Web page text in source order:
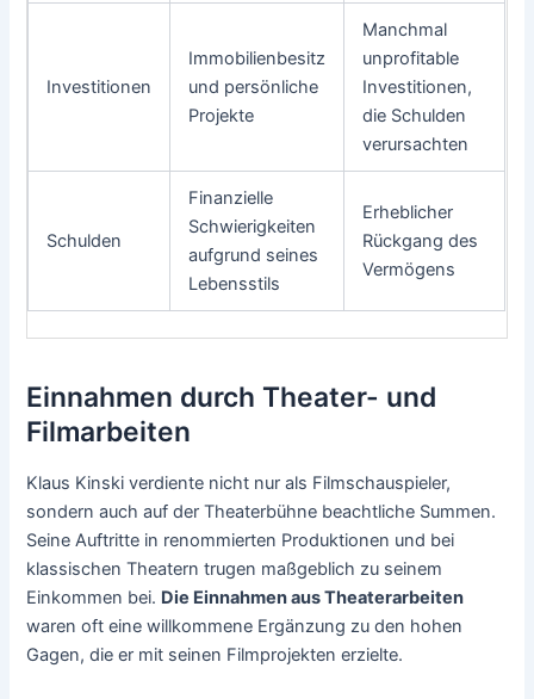
Investitionen
Immobilienbesitz
und persönliche
Projekte
Manchmal
unprofitable
Investitionen,
die Schulden
verursachten
Schulden
Finanzielle
Schwierigkeiten
aufgrund seines
Lebensstils
Erheblicher
Rückgang des
Vermögens
Einnahmen durch Theater- und
Filmarbeiten
Klaus Kinski verdiente nicht nur als Filmschauspieler,
sondern auch auf der Theaterbühne beachtliche Summen.
Seine Auftritte in renommierten Produktionen und bei
klassischen Theatern trugen maßgeblich zu seinem
Einkommen bei. Die Einnahmen aus Theaterarbeiten
waren oft eine willkommene Ergänzung zu den hohen
Gagen, die er mit seinen Filmprojekten erzielte.